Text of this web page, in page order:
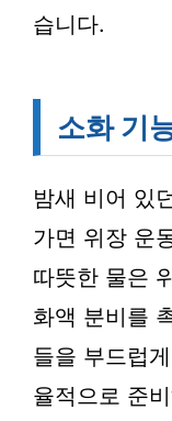
습니다.
소화 기
밤새 비어 있
가면 위장 운
따뜻한 물은
화액 분비를
들을 부드럽
율적으로 준